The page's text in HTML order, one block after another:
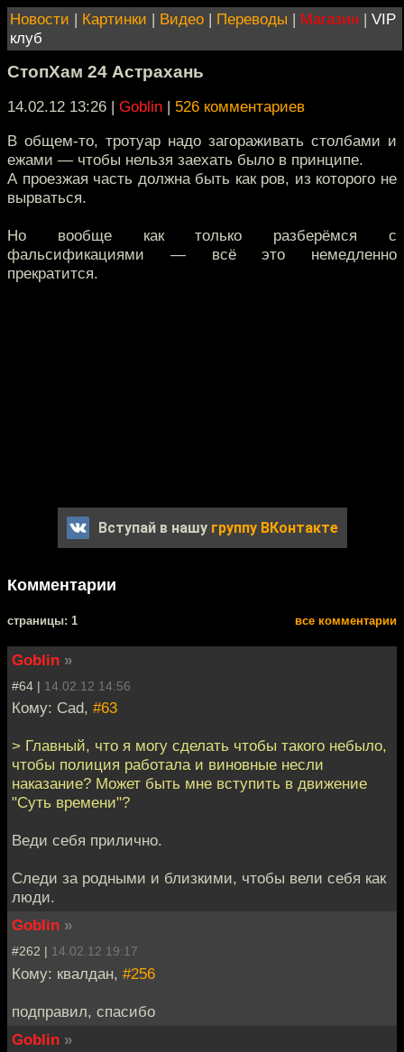
Новости | Картинки | Видео | Переводы | Магазин | VIP
клуб
СтопХам 24 Астрахань
14.02.12 13:26 | Goblin | 526 комментариев
В общем-то, тротуар надо загораживать столбами и
ежами — чтобы нельзя заехать было в принципе.
А проезжая часть должна быть как ров, из которого не
вырваться.
Но вообще как только разберёмся с
фальсификациями — всё это немедленно
прекратится.
Вступай в нашу группу ВКонтакте
Комментарии
cтраницы: 1 все комментарии
Goblin »
#64 | 14.02.12 14:56
Кому: Cad, #63
> Главный, что я могу сделать чтобы такого небыло,
чтобы полиция работала и виновные несли
наказание? Может быть мне вступить в движение
"Суть времени"?
Веди себя прилично.
Следи за родными и близкими, чтобы вели себя как
люди.
Goblin »
#262 | 14.02.12 19:17
Кому: квалдан, #256
подправил, спасибо
Goblin »